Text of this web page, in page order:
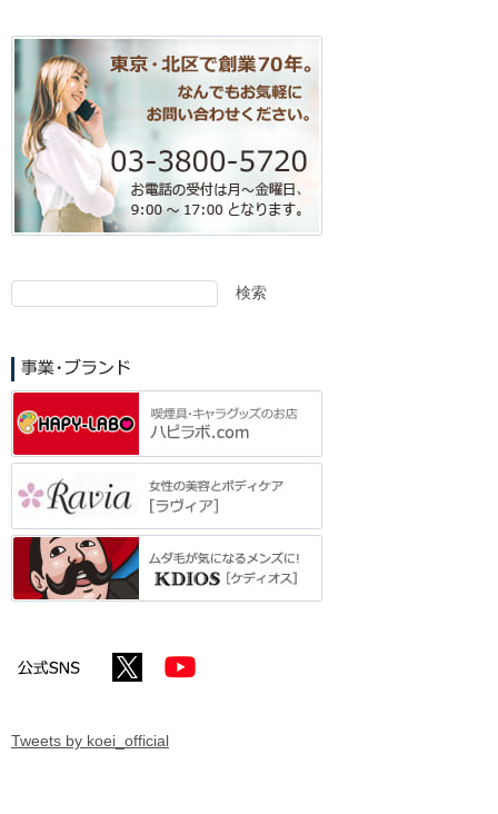
検索
Tweets by koei_official